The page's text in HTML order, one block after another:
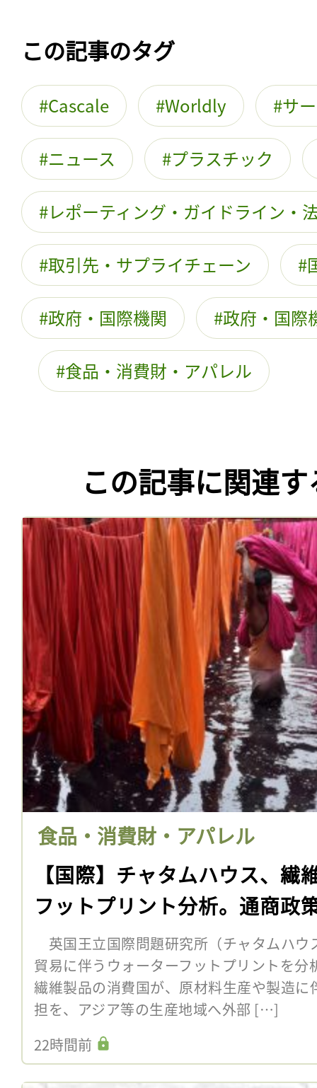
この記事のタグ
Cascale Worldly サ
ニュース プラスチック
レポーティング・ガイドライン・
取引先・サプライチェーン
政府・国際機関 政府・国際
食品・消費財・アパレル
この記事に関連
食品・消費財・アパレル
【国際】チャタムハウス、繊
フットプリント分析。通商政
英国王立国際問題研究所（チャタムハウ
貿易に伴うウォーターフットプリントを
繊維製品の消費国が、原材料生産や製造
担を、アジア等の生産地域へ外部 […]
22時間前